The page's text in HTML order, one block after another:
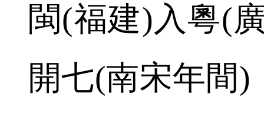
閩(福建)入粵(
開七(南宋年間